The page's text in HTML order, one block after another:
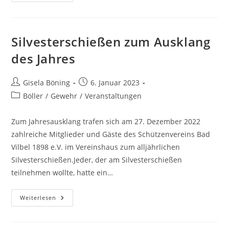
Silvesterschießen zum Ausklang
des Jahres
Gisela Böning
6. Januar 2023
Böller / Gewehr / Veranstaltungen
Zum Jahresausklang trafen sich am 27. Dezember 2022
zahlreiche Mitglieder und Gäste des Schützenvereins Bad
Vilbel 1898 e.V. im Vereinshaus zum alljährlichen
Silvesterschießen.Jeder, der am Silvesterschießen
teilnehmen wollte, hatte ein…
Weiterlesen